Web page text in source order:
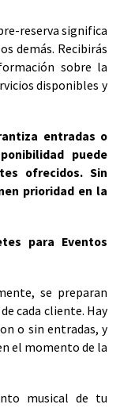
reserva significa
demás. Recibirás
sobre la
disponibles y
entradas o
puede
ofrecidos. Sin
prioridad en la
para Eventos
se preparan
cada cliente. Hay
o sin entradas, y
el momento de la
musical de tu